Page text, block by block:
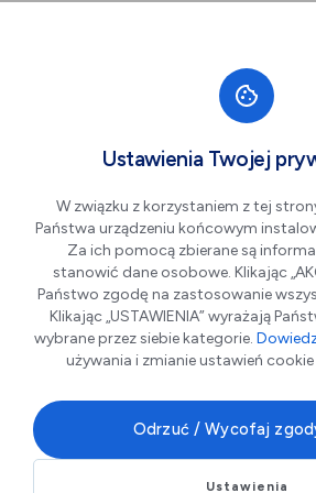
Sklep Internetowy
Nasz internetowysklep
wybór asortymentuezoterycznego
kamienie naturalne, karty.
. Amulety i talizmany.
Ustawienia Twojej
W związku z korzystaniem z tej
Państwa urządzeniu końcowym
Za ich pomocą zbierane są
stanowić dane osobowe. Klikając
Państwo zgodę na zastosowanie
Klikając „USTAWIENIA” wyrażają
wybrane przez siebie kategorie.
używania i zmianie ustawień
Odrzuć / Wycofaj
Ustawienia